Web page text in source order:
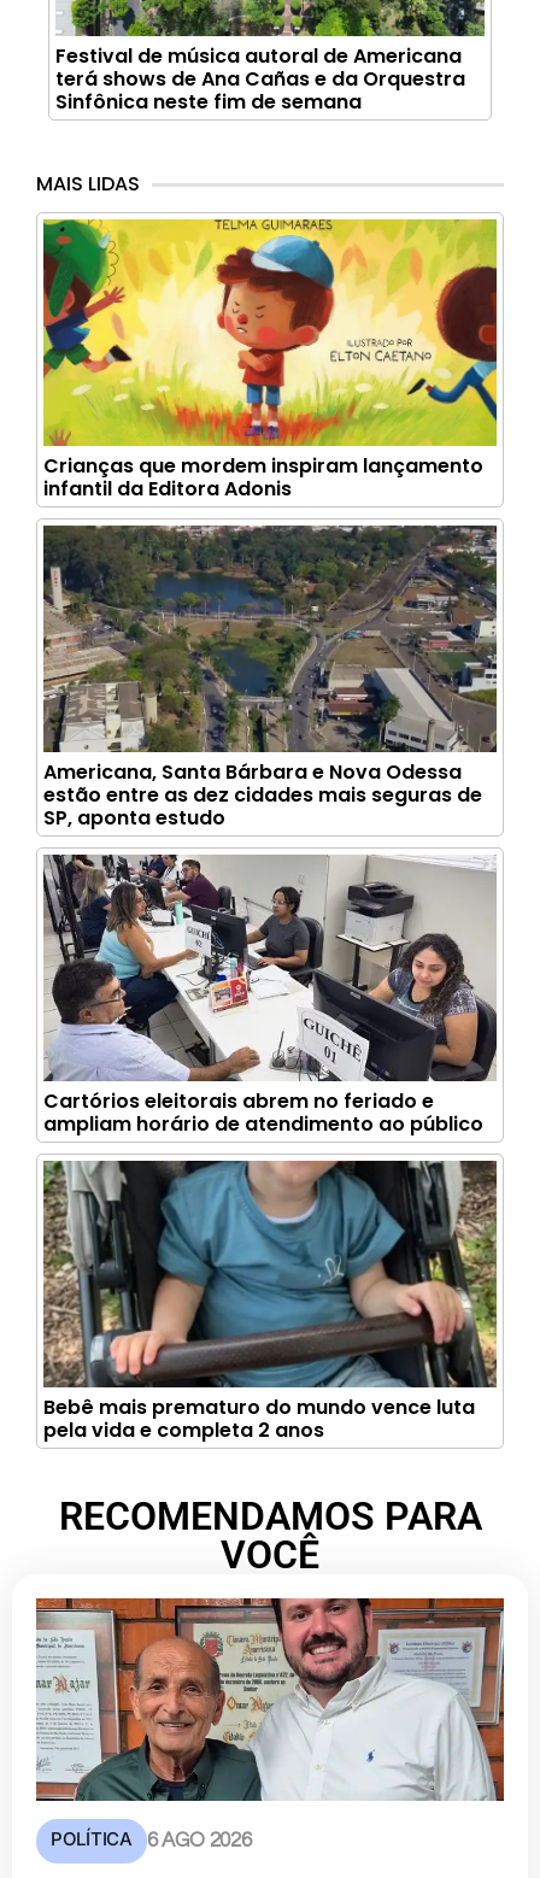
Festival de música autoral de Americana
terá shows de Ana Cañas e da Orquestra
Sinfônica neste fim de semana
MAIS LIDAS
Crianças que mordem inspiram lançamento
infantil da Editora Adonis
Americana, Santa Bárbara e Nova Odessa
estão entre as dez cidades mais seguras de
SP, aponta estudo
Cartórios eleitorais abrem no feriado e
ampliam horário de atendimento ao público
Bebê mais prematuro do mundo vence luta
pela vida e completa 2 anos
RECOMENDAMOS PARA
VOCÊ
POLÍTICA 6 AGO 2026